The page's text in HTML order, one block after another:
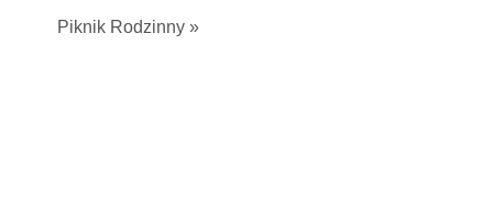
Piknik Rodzinny »